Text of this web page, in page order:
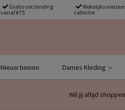
Gratis verzending
vanaf €75
Wekelijks nieuwe
collectie
Nieuw binnen Dames Kleding
Wil jij altijd